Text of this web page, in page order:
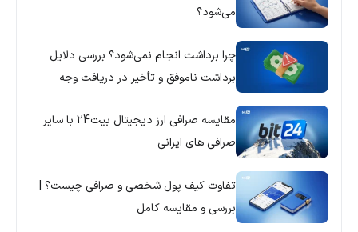
می‌شود؟
چرا برداشت انجام نمی‌شود؟ بررسی دلایل
برداشت ناموفق و تأخیر در دریافت وجه
مقایسه صرافی ارز دیجیتال بیت24 با سایر
صرافی های ایرانی
تفاوت کیف پول شخصی و صرافی چیست؟ |
بررسی و مقایسه کامل